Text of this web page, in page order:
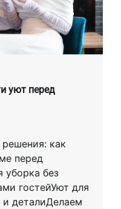
уют перед
как
перед
уборка без
гостейУют для
и деталиДелаем